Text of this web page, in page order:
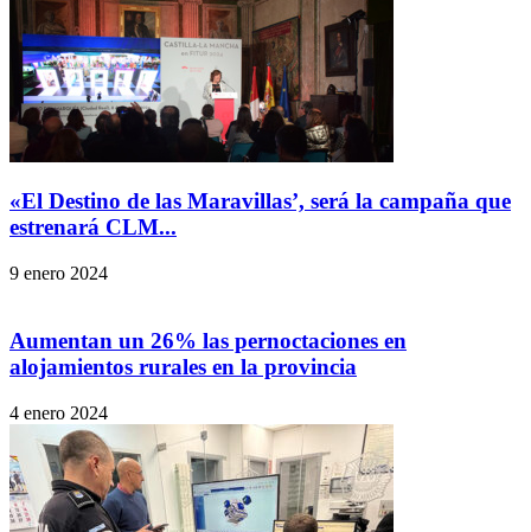
«El Destino de las Maravillas’, será la campaña que
estrenará CLM...
9 enero 2024
Aumentan un 26% las pernoctaciones en
alojamientos rurales en la provincia
4 enero 2024